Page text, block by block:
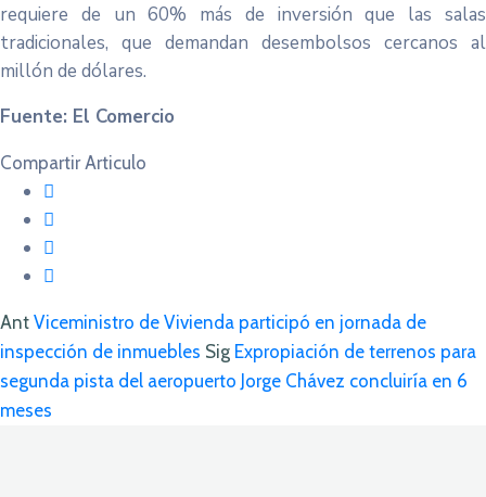
requiere de un 60% más de inversión que las salas
tradicionales, que demandan desembolsos cercanos al
millón de dólares.
Fuente: El Comercio
Compartir Articulo
Ant Viceministro de Vivienda participó en jornada de
inspección de inmuebles Sig Expropiación de terrenos para
segunda pista del aeropuerto Jorge Chávez concluiría en 6
meses